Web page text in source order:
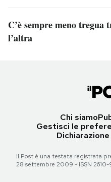
C’è sempre meno tregua
l’altra
Chi siamo
Gestisci le
Il Post è una testata registrata
28 settembre 2009 - ISSN